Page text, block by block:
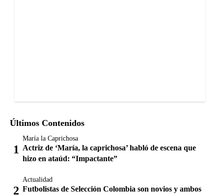
Últimos Contenidos
María la Caprichosa
Actriz de ‘María, la caprichosa’ habló de escena que
hizo en ataúd: “Impactante”
Actualidad
Futbolistas de Selección Colombia son novios y ambos